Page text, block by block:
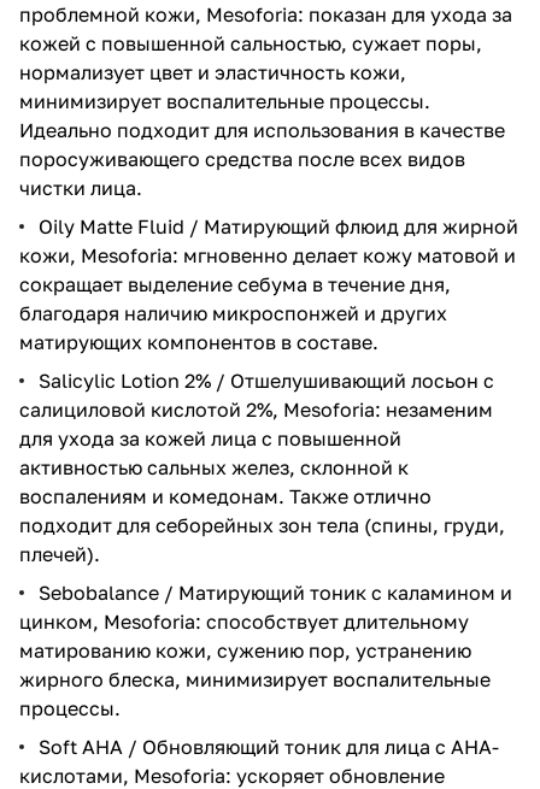
проблемной кожи, Mesoforia: показан для ухода за
кожей с повышенной сальностью, сужает поры,
нормализует цвет и эластичность кожи,
минимизирует воспалительные процессы.
Идеально подходит для использования в качестве
поросуживающего средства после всех видов
чистки лица.
Oily Matte Fluid / Матирующий флюид для жирной
кожи, Mesoforia: мгновенно делает кожу матовой и
сокращает выделение себума в течение дня,
благодаря наличию микроспонжей и других
матирующих компонентов в составе.
Salicylic Lotion 2% / Отшелушивающий лосьон с
салициловой кислотой 2%, Mesoforia: незаменим
для ухода за кожей лица с повышенной
активностью сальных желез, склонной к
воспалениям и комедонам. Также отлично
подходит для себорейных зон тела (спины, груди,
плечей).
Sebobalance / Матирующий тоник с каламином и
цинком, Mesoforia: способствует длительному
матированию кожи, сужению пор, устранению
жирного блеска, минимизирует воспалительные
процессы.
Soft AHA / Обновляющий тоник для лица с AHA-
кислотами, Mesoforia: ускоряет обновление